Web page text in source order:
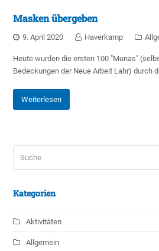
Masken übergeben
9. April 2020 Haverkamp
Heute wurden die ersten 100 "Munas"
Bedeckungen der Neue Arbeit Lahr) durch
Weiterlesen
Kategorien
Aktivitäten
Allgemein